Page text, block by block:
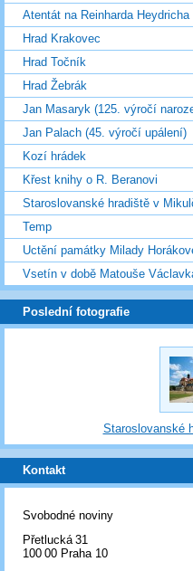
Atentát na Reinharda
Hrad Krakovec
Hrad Točník
Hrad Žebrák
Jan Masaryk (125. výročí
Jan Palach (45. výročí upálení)
Kozí hrádek
Křest knihy o R. Beranovi
Staroslovanské hradiště v
Temp
Uctění památky Milady
Vsetín v době Matouše
Poslední fotografie
Staroslovanské
Kontakt
Svobodné noviny
Přetlucká 31
100 00 Praha 10